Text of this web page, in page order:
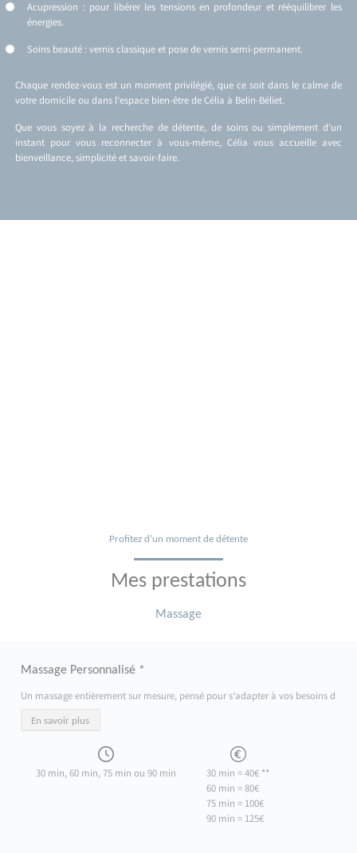
Acupression : pour libérer les tensions en profondeur et rééquilibrer les
énergies.
Soins beauté : vernis classique et pose de vernis semi-permanent.
Chaque rendez-vous est un moment privilégié, que ce soit dans le calme de
votre domicile ou dans l’espace bien-être de Célia à Belin-Béliet.
Que vous soyez à la recherche de détente, de soins ou simplement d’un
instant pour vous reconnecter à vous-même, Célia vous accueille avec
bienveillance, simplicité et savoir-faire.
Profitez d’un moment de détente
Mes prestations
Massage
Massage Personnalisé *
Un massage entièrement sur mesure, pensé pour s’adapter à vos besoins du
En savoir plus
30 min, 60 min, 75 min ou 90 min
30 min = 40€ **
60 min = 80€
75 min = 100€
90 min = 125€